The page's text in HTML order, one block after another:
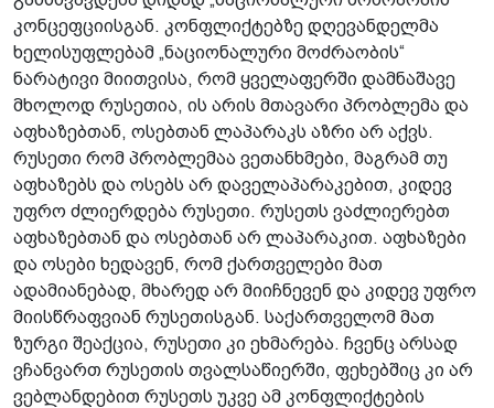
კონცეფციისგან. კონფლიქტებზე დღევანდელმა
ხელისუფლებამ „ნაციონალური მოძრაობის“
ნარატივი მიითვისა, რომ ყველაფერში დამნაშავე
მხოლოდ რუსეთია, ის არის მთავარი პრობლემა და
აფხაზებთან, ოსებთან ლაპარაკს აზრი არ აქვს.
რუსეთი რომ პრობლემაა ვეთანხმები, მაგრამ თუ
აფხაზებს და ოსებს არ დაველაპარაკებით, კიდევ
უფრო ძლიერდება რუსეთი. რუსეთს ვაძლიერებთ
აფხაზებთან და ოსებთან არ ლაპარაკით. აფხაზები
და ოსები ხედავენ, რომ ქართველები მათ
ადამიანებად, მხარედ არ მიიჩნევენ და კიდევ უფრო
მიისწრაფვიან რუსეთისგან. საქართველომ მათ
ზურგი შეაქცია, რუსეთი კი ეხმარება. ჩვენც არსად
ვჩანვართ რუსეთის თვალსაწიერში, ფეხებშიც კი არ
ვებლანდებით რუსეთს უკვე ამ კონფლიქტების